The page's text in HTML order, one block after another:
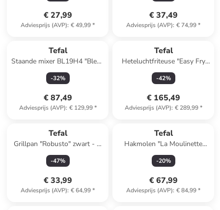
€ 27,99
Adviesprijs (AVP): € 49,99*
€ 37,49
Adviesprijs (AVP): € 74,99*
Tefal
Staande mixer BL19H4 "Blend
Up" blauw/zwart - 700 ml
-32%
€ 87,49
Adviesprijs (AVP): € 129,99*
Tefal
Heteluchtfriteuse "Easy Fry
Grill & Steam"
zwart/goudkleurig - 6,2 l
-42%
€ 165,49
Adviesprijs (AVP): € 289,99*
Tefal
Grillpan "Robusto" zwart - Ø
26 cm
-47%
€ 33,99
Adviesprijs (AVP): € 64,99*
Tefal
Hakmolen "La Moulinette
1000" wit
-20%
€ 67,99
Adviesprijs (AVP): € 84,99*